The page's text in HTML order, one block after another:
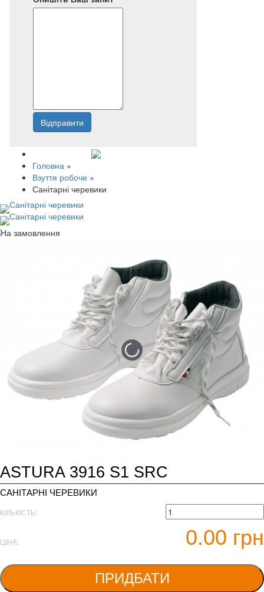
Відправити
Головна »
Взуття робоче »
Санітарні черевики
ASTURA 3916 S1 SRC
САНІТАРНІ ЧЕРЕВИКИ
КІЛЬКІСТЬ:
ЦІНА: 0.00 грн
ПРИДБАТИ